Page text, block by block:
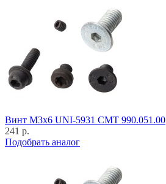
Винт M3x6 UNI-5931 CMT 990.051.00
241 р.
Подобрать аналог